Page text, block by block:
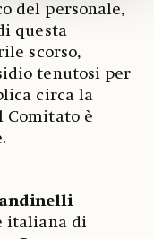
del personale,
questa
scorso,
tenutosi per
circa la
Comitato è
italiana di